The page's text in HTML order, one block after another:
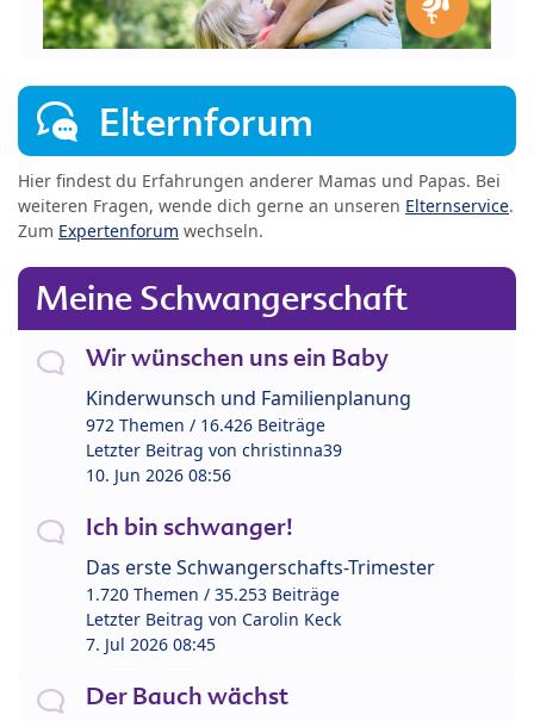
Elternforum
Hier findest du Erfahrungen anderer Mamas und Papas. Bei
weiteren Fragen, wende dich gerne an unseren Elternservice.
Zum Expertenforum wechseln.
Meine Schwangerschaft
Wir wünschen uns ein Baby
Kinderwunsch und Familienplanung
972 Themen / 16.426 Beiträge
Letzter Beitrag von christinna39
10. Jun 2026 08:56
Ich bin schwanger!
Das erste Schwangerschafts-Trimester
1.720 Themen / 35.253 Beiträge
Letzter Beitrag von Carolin Keck
7. Jul 2026 08:45
Der Bauch wächst